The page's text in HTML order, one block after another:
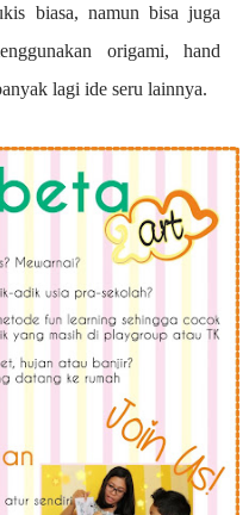
biasa, namun bisa juga
origami, hand
lagi ide seru lainnya.